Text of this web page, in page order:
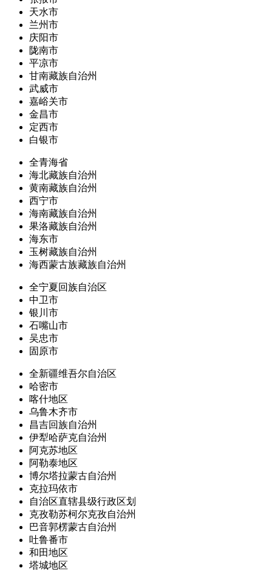
天水市
兰州市
庆阳市
陇南市
平凉市
甘南藏族自治州
武威市
嘉峪关市
金昌市
定西市
白银市
全青海省
海北藏族自治州
黄南藏族自治州
西宁市
海南藏族自治州
果洛藏族自治州
海东市
玉树藏族自治州
海西蒙古族藏族自治州
全宁夏回族自治区
中卫市
银川市
石嘴山市
吴忠市
固原市
全新疆维吾尔自治区
哈密市
喀什地区
乌鲁木齐市
昌吉回族自治州
伊犁哈萨克自治州
阿克苏地区
阿勒泰地区
博尔塔拉蒙古自治州
克拉玛依市
自治区直辖县级行政区划
克孜勒苏柯尔克孜自治州
巴音郭楞蒙古自治州
吐鲁番市
和田地区
塔城地区